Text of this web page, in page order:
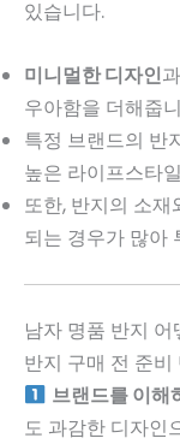
있습니다.
미니멀한 디자인과
우아함을 더해줍
특정 브랜드의 반
높은 라이프스타
또한, 반지의 소
되는 경우가 많아
남자 명품 반지
반지 구매 전 준비
브랜드를 이해
도 과감한 디자인